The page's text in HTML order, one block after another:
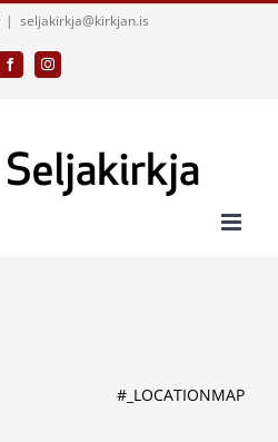
| seljakirkja@kirkjan.is
FacebookInstagram
#_LOCATIONMAP